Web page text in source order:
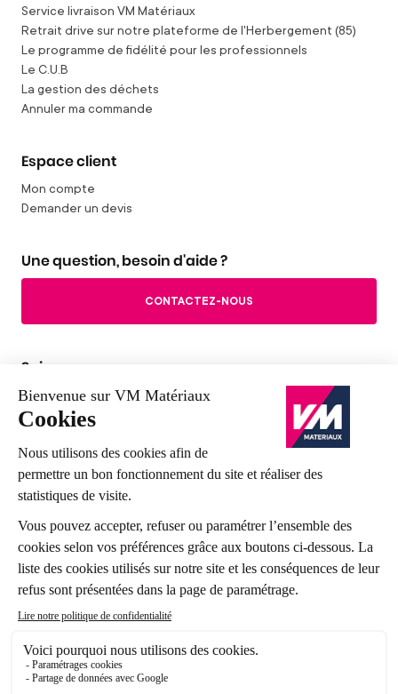
Service livraison VM Matériaux
Retrait drive sur notre plateforme de l'Herbergement (85)
Le programme de fidélité pour les professionnels
Le C.U.B
La gestion des déchets
Annuler ma commande
Espace client
Mon compte
Demander un devis
Une question, besoin d'aide ?
CONTACTEZ-NOUS
Suivez-nous